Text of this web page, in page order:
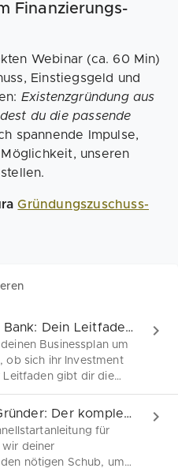
Finanzierungs-
Webinar (ca. 60 Min)
Einstiegsgeld und
Existenzgründung aus
du die passende
spannende Impulse,
unseren
Gründungszuschuss-
Businessplan Bank: Dein Leitfaden zum Bankgespräch
Businessplan um
ob sich ihr Investment
Leitfaden gibt dir die
dafür.
Toolbox für Gründer: Der komplette Leitfaden als PDF
für
wir deiner
nötigen Schub, um